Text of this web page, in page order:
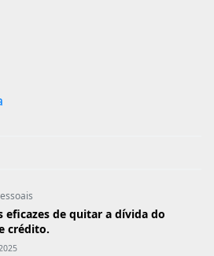
eficazes de quitar a dívida do
crédito.